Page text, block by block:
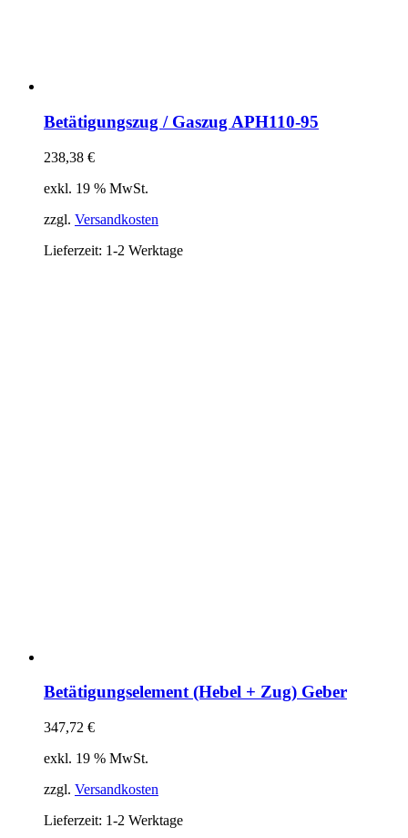
Betätigungszug / Gaszug APH110-95
238,38 €
exkl. 19 % MwSt.
zzgl. Versandkosten
Lieferzeit: 1-2 Werktage
Betätigungselement (Hebel + Zug) Geber
347,72 €
exkl. 19 % MwSt.
zzgl. Versandkosten
Lieferzeit: 1-2 Werktage